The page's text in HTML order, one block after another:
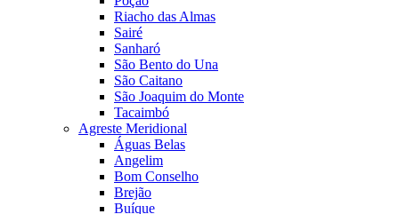
Riacho das Almas
Sairé
Sanharó
São Bento do Una
São Caitano
São Joaquim do Monte
Tacaimbó
Agreste Meridional
Águas Belas
Angelim
Bom Conselho
Brejão
Buíque